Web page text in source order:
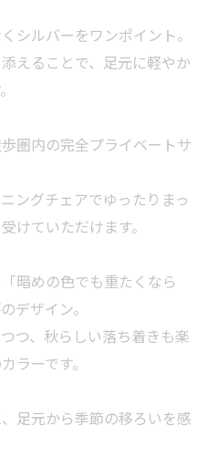
シルバーをワンポイント。
えることで、足元に軽やか
圏内の完全プライベートサ
ングチェアでゆったりまっ
けていただけます。
暗めの色でも重たくなら
デザイン。
つ、秋らしい落ち着きも楽
ラーです。
足元から季節の移ろいを感